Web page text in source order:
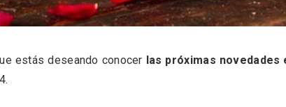
estás deseando conocer las próximas novedades
en su vertiente